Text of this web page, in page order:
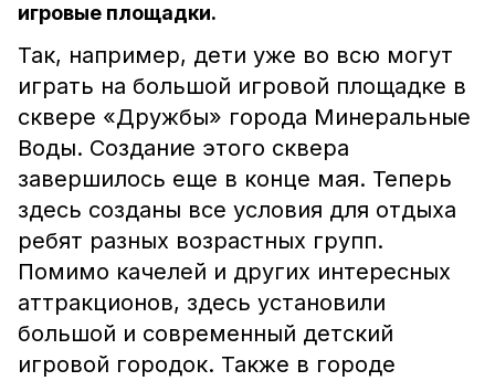
игровые площадки.
Так, например, дети уже во всю могут
играть на большой игровой площадке в
сквере «Дружбы» города Минеральные
Воды. Создание этого сквера
завершилось еще в конце мая. Теперь
здесь созданы все условия для отдыха
ребят разных возрастных групп.
Помимо качелей и других интересных
аттракционов, здесь установили
большой и современный детский
игровой городок. Также в городе